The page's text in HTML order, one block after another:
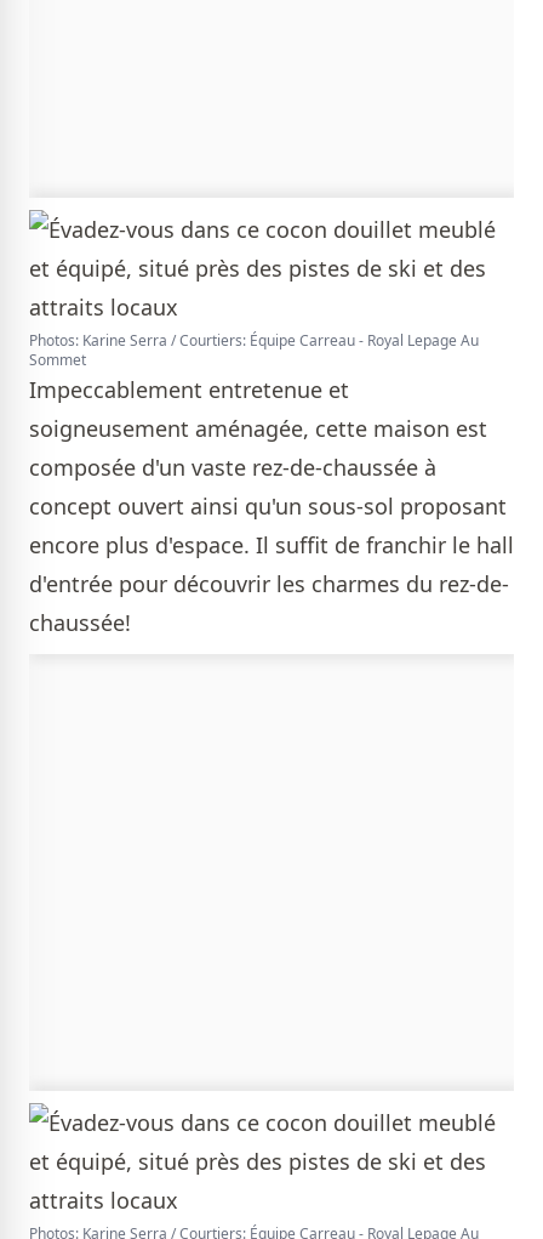
Photos: Karine Serra / Courtiers: Équipe Carreau - Royal Lepage Au
Sommet
Impeccablement entretenue et
soigneusement aménagée, cette maison est
composée d'un vaste rez-de-chaussée à
concept ouvert ainsi qu'un sous-sol proposant
encore plus d'espace. Il suffit de franchir le hall
d'entrée pour découvrir les charmes du rez-de-
chaussée!
Photos: Karine Serra / Courtiers: Équipe Carreau - Royal Lepage Au